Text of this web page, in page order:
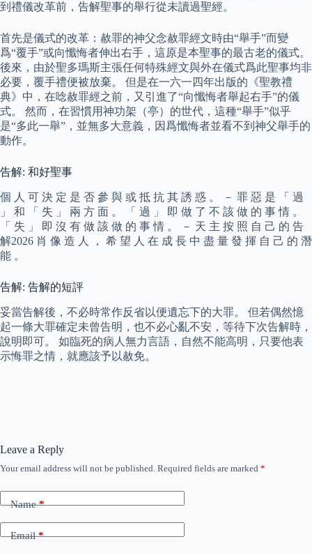
到禮儀改革前，告解聖事的舉行從未讀過聖經。
首先是儀式的改革：赦罪的神父念赦罪經文時由“舉手”而變
爲“覆手”或向懺悔者伸出右手，這原是本聖事的最古老的儀式。
後來，由於聖多瑪斯主張任何特殊經文與外在儀式爲此聖事均非
必要，覆手禮便被放棄。 但是在一六一四年出版的《聖教禮
典》中，在唸赦罪經之前，又引進了“向懺悔者舉起右手”的儀
式。 然而，在習慣用神功架（亭）的世代，這種“舉手”似乎
是“多此一舉”，並無多大意義，因爲懺悔者並看不到神父舉手的
動作。
告解: 和好聖事
個 人 可 決 定 是 否 參 與 或 抵 抗 其 誘 惑 。 － 罪 惡 是 「 過
」 和 「 失 」 兩 方 面 。 「 過 」 即 做 了 不 該 做 的 事 情 。
「 失 」 即 沒 有 做 該 做 的 事 情 。 － 天 主 按 照 自 己 的 告
解2026 肖 像 造 人 ， 希 望 人 在 成 長 中 盡 量 發 揮 自 己 的 潛
能 。
告解: 告解的短評
妥當告解後，不必時常作反省以便遺忘下的大罪。 但若偶然憶
起一條大罪確定未曾告明，也不必心亂不安，等待下次告解時，
說明即可。 如臨死的病人無力言語，自然不能高明，只要他表
示悔罪之情，就應該予以赦免。
Leave a Reply
Your email address will not be published. Required fields are marked *
Name*
Email*